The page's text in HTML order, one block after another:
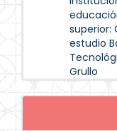
superior:
estudio
Grullo